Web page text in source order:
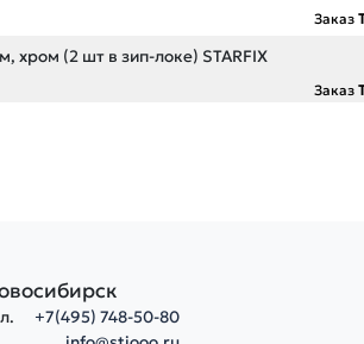
Заказ
хром (2 шт в зип-локе) STARFIX
Заказ
+7(495) 748-50-80